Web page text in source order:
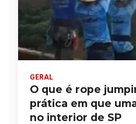
GERAL
O que é rope
prática em que
no interior de SP